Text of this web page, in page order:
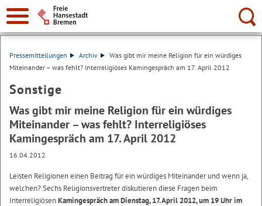
Suche:
Pressemitteilungen Archiv
Was gibt mir meine Religion für ein würdiges
Miteinander – was fehlt? Interreligiöses Kamingespräch am 17. April 2012
Sonstige
Was gibt mir meine Religion für ein würdiges
Miteinander – was fehlt? Interreligiöses
Kamingespräch am 17. April 2012
16.04.2012
Leisten Religionen einen Beitrag für ein würdiges Miteinander und wenn ja,
welchen? Sechs Religionsvertreter diskutieren diese Fragen beim
InterreligiösenKamingespräch am Dienstag, 17. April 2012, um 19 Uhr im